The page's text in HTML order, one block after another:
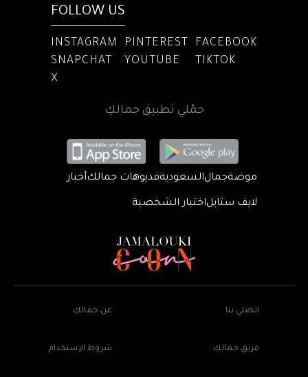
FOLLOW US
INSTAGRAM PINTEREST
FACEBOOK
SNAPCHAT
YOUTUBE
TIKTOK
X
حمّلي تطبيق جمالكِ
موضةجمالالسعوديةفديوهات جمالكأخبار
لايف ستايلاختبار الشخصية
اتصلي بنا عن جمالكِ
فريق جمالكِ شروط الإستخدام